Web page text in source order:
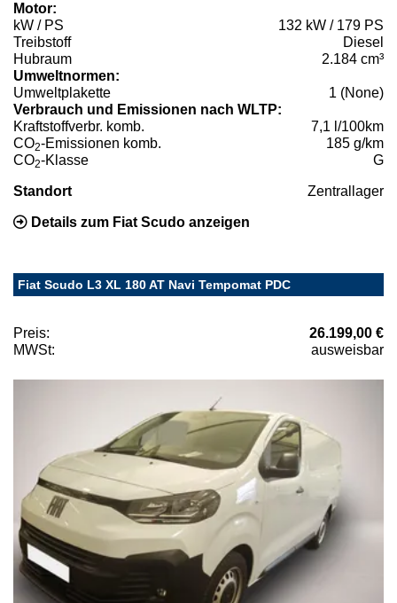
Motor:
kW / PS
132 kW / 179 PS
Treibstoff
Diesel
Hubraum
2.184 cm³
Umweltnormen:
Umweltplakette
1 (None)
Verbrauch und Emissionen nach WLTP:
Kraftstoffverbr. komb.
7,1 l/100km
CO2-Emissionen komb.
185 g/km
CO2-Klasse G
Standort Zentrallager
Details zum Fiat Scudo anzeigen
Fiat Scudo L3 XL 180 AT Navi Tempomat PDC
Preis:
26.199,00 €
MWSt:
ausweisbar